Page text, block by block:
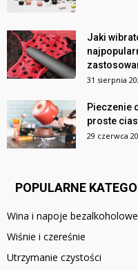
Jaki
31 sierpnia
Pieczenie
proste
29 czerwca
POPULARNE
Wina i napoje bezalkoholowe
Wiśnie i czereśnie
Utrzymanie czystości